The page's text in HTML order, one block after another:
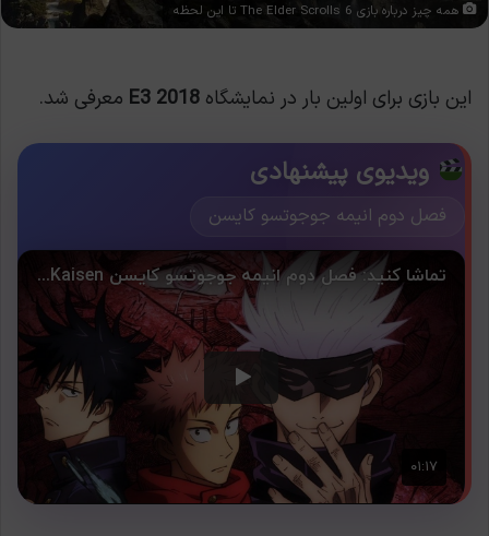
همه چیز درباره بازی The Elder Scrolls 6 تا این لحظه
این بازی برای اولین بار در نمایشگاه E3 2018 معرفی شد.
ویدیوی پیشنهادی
فصل دوم انیمه جوجوتسو کایسن